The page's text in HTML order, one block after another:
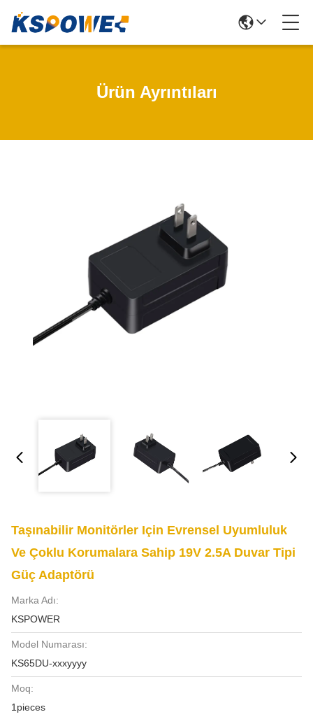
Ürün Ayrıntıları
Taşınabilir Monitörler Için Evrensel Uyumluluk
Ve Çoklu Korumalara Sahip 19V 2.5A Duvar Tipi
Güç Adaptörü
Marka Adı:
KSPOWER
Model Numarası:
KS65DU-xxxyyyy
Moq:
1pieces